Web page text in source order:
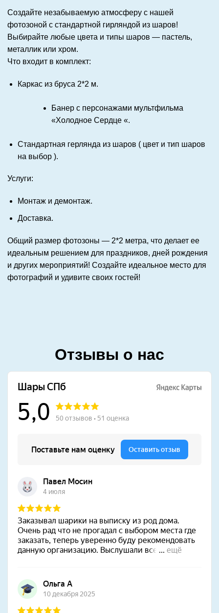
Создайте незабываемую атмосферу с нашей
фотозоной с стандартной гирляндой из шаров!
Выбирайте любые цвета и типы шаров — пастель,
металлик или хром.
Что входит в комплект:
Каркас из бруса 2*2 м.
Банер с персонажами мультфильма
«Холодное Сердце «.
Стандартная герлянда из шаров ( цвет и тип шаров
на выбор ).
Услуги:
Монтаж и демонтаж.
Доставка.
Общий размер фотозоны — 2*2 метра, что делает ее
идеальным решением для праздников, дней рождения
и других мероприятий! Создайте идеальное место для
фотографий и удивите своих гостей!
Отзывы о нас